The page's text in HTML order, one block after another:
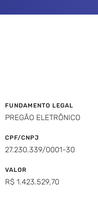
FUNDAMENTO LEGAL
PREGÃO ELETRÔNICO
CPF/CNPJ
27.230.339/0001-30
VALOR
R$ 1.423.529,70